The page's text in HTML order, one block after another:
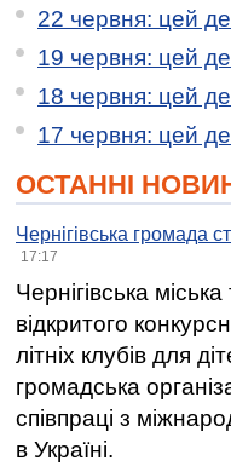
22 червня: цей
19 червня: цей
18 червня: цей
17 червня: цей
ОСТАННІ
Чернігівська громада
17:17
Чернігівська
відкритого
літніх клубів для
громадська
співпраці з
в Україні.